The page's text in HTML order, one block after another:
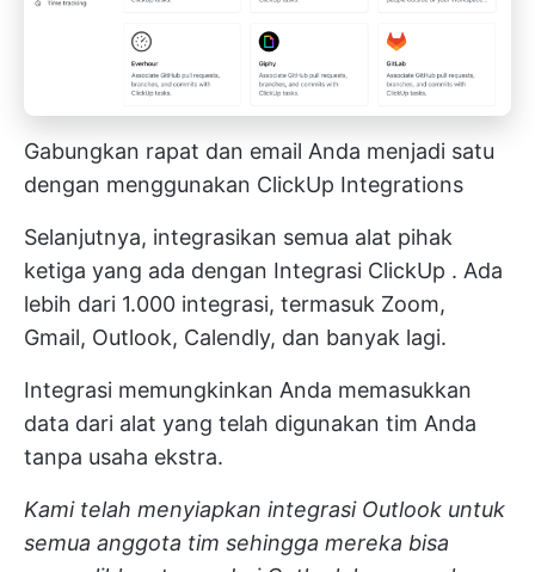
Gabungkan rapat dan email Anda menjadi satu
dengan menggunakan ClickUp Integrations
Selanjutnya, integrasikan semua alat pihak
ketiga yang ada dengan Integrasi ClickUp . Ada
lebih dari 1.000 integrasi, termasuk Zoom,
Gmail, Outlook, Calendly, dan banyak lagi.
Integrasi memungkinkan Anda memasukkan
data dari alat yang telah digunakan tim Anda
tanpa usaha ekstra.
Kami telah menyiapkan integrasi Outlook untuk
semua anggota tim sehingga mereka bisa